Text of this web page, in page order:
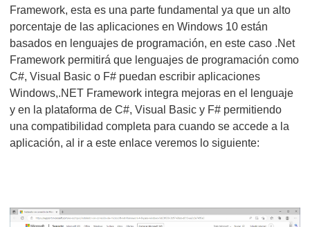
Framework, esta es una parte fundamental ya que un alto
porcentaje de las aplicaciones en Windows 10 están
basados en lenguajes de programación, en este caso .Net
Framework permitirá que lenguajes de programación como
C#, Visual Basic o F# puedan escribir aplicaciones
Windows,.NET Framework integra mejoras en el lenguaje
y en la plataforma de C#, Visual Basic y F# permitiendo
una compatibilidad completa para cuando se accede a la
aplicación, al ir a este enlace veremos lo siguiente: